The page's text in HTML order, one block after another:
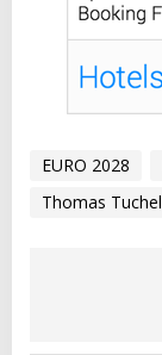
EURO 2028
Thomas Tuchel